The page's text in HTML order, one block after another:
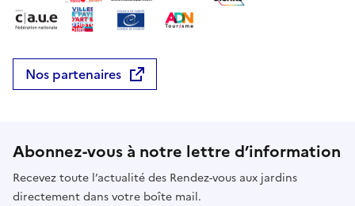
Nos partenaires
Abonnez-vous à notre lettre d’information
Recevez toute l’actualité des Rendez-vous aux jardins
directement dans votre boîte mail.